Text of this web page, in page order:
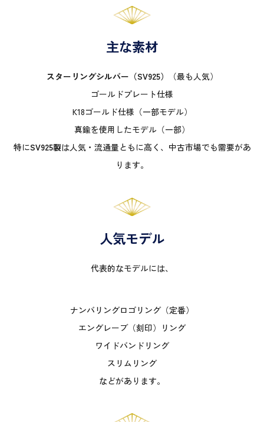
主な素材
スターリングシルバー（SV925）
（最も人気）
ゴールドプレート仕様
K18ゴールド仕様（一部モデル）
真鍮を使用したモデル（一部）
特にSV925製は人気・流通量ともに高く、中古市場でも需要があ
ります。
人気モデル
代表的なモデルには、
ナンバリングロゴリング（定番）
エングレーブ（刻印）リング
ワイドバンドリング
スリムリング
などがあります。